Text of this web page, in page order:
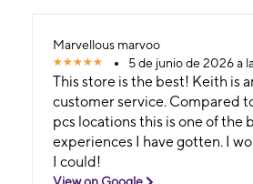
Marvellous marvoo
5 de junio de 2026 a
This store is the best! Keith is
customer service. Compared
pcs locations this is one of the
experiences I have gotten. I
I could!
View on Google